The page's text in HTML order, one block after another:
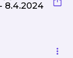
8.4.2024